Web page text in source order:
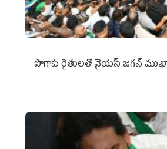
పొగాకు రైతుల‌తో వైయ‌స్ జ‌గ‌న్